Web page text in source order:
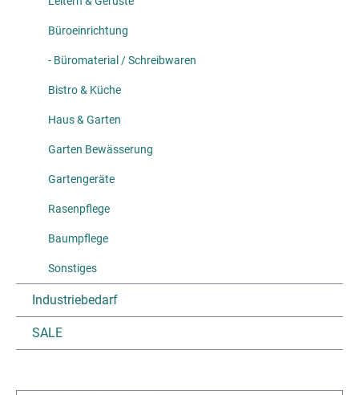
Büroeinrichtung
- Büromaterial / Schreibwaren
Bistro & Küche
Haus & Garten
Garten Bewässerung
Gartengeräte
Rasenpflege
Baumpflege
Sonstiges
Industriebedarf
SALE